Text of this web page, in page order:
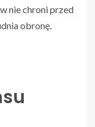
nie chroni przed
obronę.